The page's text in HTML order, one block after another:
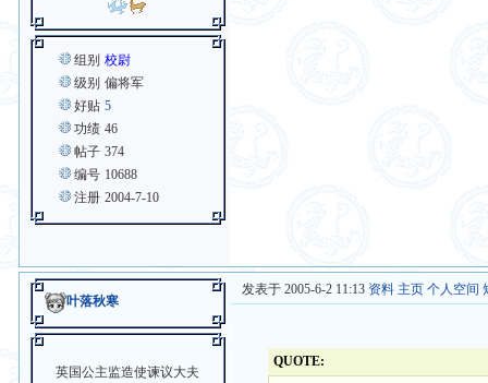
组别 校尉
级别 偏将军
好贴 5
功绩 46
帖子 374
编号 10688
注册 2004-7-10
叶落秋寒
英国公主监造使谏议大夫
发表于 2005-6-2 11:13 资料 主页 个人空间
QUOTE: